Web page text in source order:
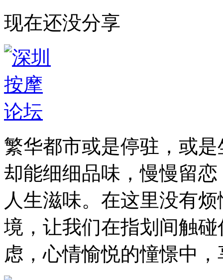
现在还没分享
繁华都市或是停驻，或
却能细细品味，慢慢留
人生滋味。在这里没有
境，让我们在指划间触
虑，心情愉悦的憧憬中